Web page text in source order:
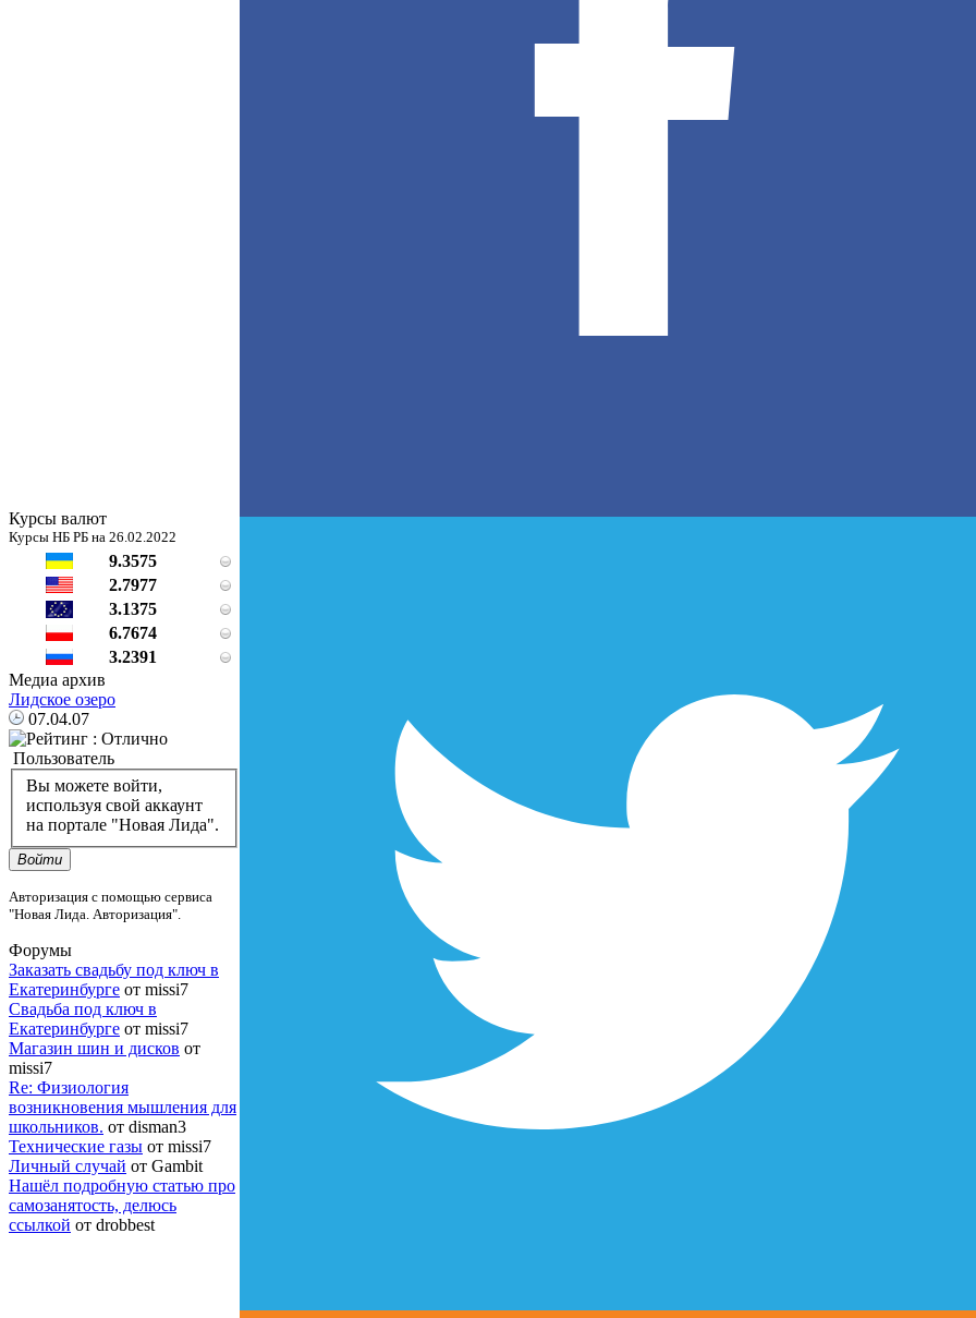
Курсы валют
Курсы НБ РБ на 26.02.2022
9.3575
2.7977
3.1375
6.7674
3.2391
Медиа архив
Лидское озеро
07.04.07
Пользователь
Вы можете войти,
используя свой аккаунт
на портале "Новая Лида".
Войти
Авторизация с помощью сервиса
"Новая Лида. Авторизация".
Форумы
Заказать свадьбу под ключ в
Екатеринбурге от missi7
Cвадьба под ключ в
Екатеринбурге от missi7
Магазин шин и дисков от
missi7
Re: Физиология
возникновения мышления для
школьников. от disman3
Технические газы от missi7
Личный случай от Gambit
Нашёл подробную статью про
самозанятость, делюсь
ссылкой от drobbest